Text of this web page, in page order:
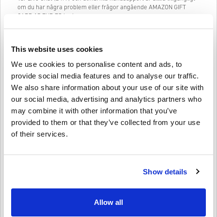
This website uses cookies
We use cookies to personalise content and ads, to
provide social media features and to analyse our traffic.
We also share information about your use of our site with
our social media, advertising and analytics partners who
may combine it with other information that you’ve
provided to them or that they’ve collected from your use
of their services.
Show details
Allow all
om du har några problem eller frågor angående AMAZON GIFT
CARD 15 EUR ES koden.
Vårt enkla att följa 3-stegs inköpssystem innehåller inga irriterande
och en giltig betalningsmetod, vilket gör processen att köpa
Så fungerar det på Livecards.net
Ny på Livecards.net? Att köpa digitala koder är snabbt och enkelt:
Disclaimer
Pre-Orderprodukter kommer att levereras före eller på
kontaktformulär.